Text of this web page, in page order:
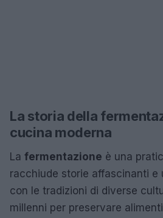
La storia della
cucina moderna
La fermentazione è una
racchiude storie affascinanti e
con le tradizioni di diverse
millenni per preservare